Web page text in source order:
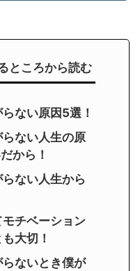
ところから読む
ない原因5選！
ない人生の原
から！
ない人生から
チベーション
大切！
ないとき僕が